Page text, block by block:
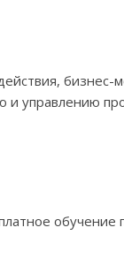
бизнес-
и управлению
обучение